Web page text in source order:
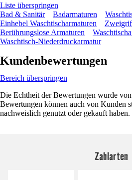
Liste überspringen
Bad & Sanitär
Badarmaturen
Einhebel Waschtischarmaturen
Berührungslose Armaturen
Waschtisch-Niederdruckarmatur
Kundenbewertungen
Bereich überspringen
Die Echtheit der Bewertungen wurde
Bewertungen können auch von Kunden
nachweislich genutzt oder gekauft haben.
Zahlarten